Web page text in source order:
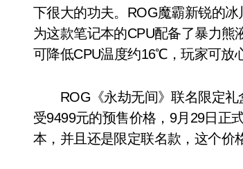
下很大的功夫。ROG魔霸新锐的
为这款笔记本的CPU配备了暴力熊
可降低CPU温度约16℃，玩家可放
ROG《永劫无间》联名限定礼
受9499元的预售价格，9月29日正
本，并且还是限定联名款，这个价